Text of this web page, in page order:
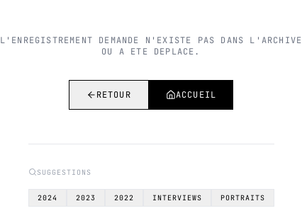
L'ENREGISTREMENT DEMANDE N'EXISTE PAS DANS L'ARCHIVE
OU A ETE DEPLACE.
RETOUR ACCUEIL
SUGGESTIONS
2024 2023 2022 INTERVIEWS PORTRAITS